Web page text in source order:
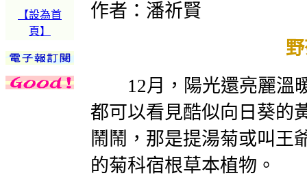
【設為首
頁】
作者：潘祈賢
12月，陽光還亮麗溫
都可以看見酷似向日葵的
鬧鬧，那是提湯菊或叫王
的菊科宿根草本植物。